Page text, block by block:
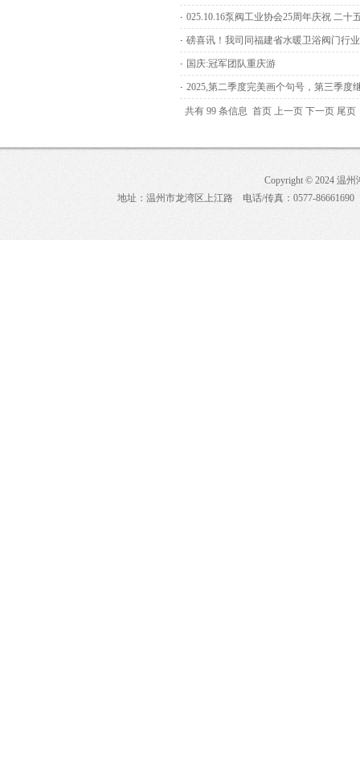
025.10.16泵阀工业协会25周年庆祝 二十
磅喜讯！我司同福建省水暖卫浴阀门行
国庆:冠军团队重庆游
2025,第二季度完美画个句号，第三季度
共有 99 条信息 首页 上一页 下一页 尾页
Copyright © 2024 温州
地址：温州市龙湾区上江路 电话/传真：0577-